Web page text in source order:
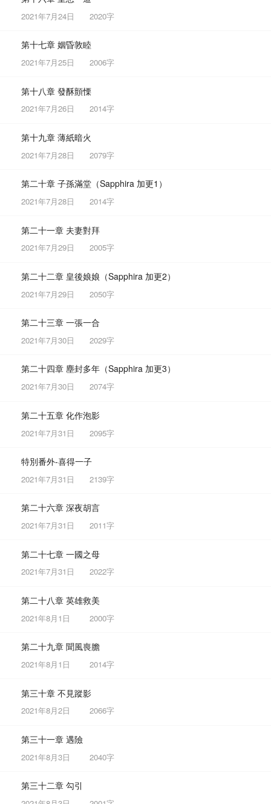
2021年7月24日 2020字
第十七章 姻昏敦睦
2021年7月25日 2006字
第十八章 發酥顫慄
2021年7月26日 2014字
第十九章 薄紙暗火
2021年7月28日 2079字
第二十章 子孫滿堂（Sapphira 加更1）
2021年7月28日 2014字
第二十一章 夫妻對拜
2021年7月29日 2005字
第二十二章 皇後娘娘（Sapphira 加更2）
2021年7月29日 2050字
第二十三章 一張一合
2021年7月30日 2029字
第二十四章 塵封多年（Sapphira 加更3）
2021年7月30日 2074字
第二十五章 化作泡影
2021年7月31日 2095字
特別番外-喜得一子
2021年7月31日 2139字
第二十六章 深夜胡言
2021年7月31日 2011字
第二十七章 一國之母
2021年7月31日 2022字
第二十八章 英雄救美
2021年8月1日 2000字
第二十九章 聞風喪膽
2021年8月1日 2014字
第三十章 不見蹤影
2021年8月2日 2066字
第三十一章 遇險
2021年8月3日 2040字
第三十二章 勾引